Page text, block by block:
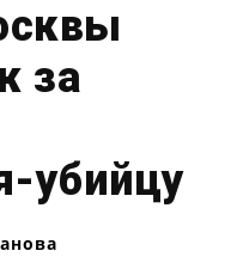
за
убийцу